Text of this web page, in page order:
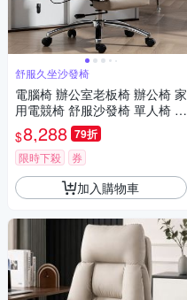
舒服久坐沙發椅
電腦椅 辦公室老板椅 辦公椅 家
用電競椅 舒服沙發椅 單人椅 書
房書桌椅 懶人椅
$8,288 79折
限時下殺 券
加入購物車